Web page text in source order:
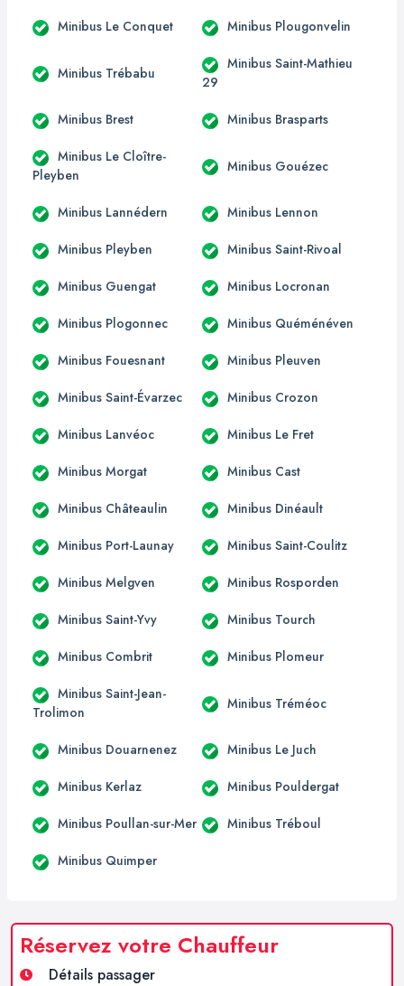
Minibus Le Conquet Minibus Plougonvelin
Minibus Trébabu
Minibus Saint-Mathieu
29
Minibus Brest Minibus Brasparts
Minibus Le Cloître-
Pleyben
Minibus Gouézec
Minibus Lannédern Minibus Lennon
Minibus Pleyben Minibus Saint-Rivoal
Minibus Guengat Minibus Locronan
Minibus Plogonnec Minibus Quéménéven
Minibus Fouesnant Minibus Pleuven
Minibus Saint-Évarzec Minibus Crozon
Minibus Lanvéoc Minibus Le Fret
Minibus Morgat Minibus Cast
Minibus Châteaulin Minibus Dinéault
Minibus Port-Launay Minibus Saint-Coulitz
Minibus Melgven Minibus Rosporden
Minibus Saint-Yvy Minibus Tourch
Minibus Combrit Minibus Plomeur
Minibus Saint-Jean-
Trolimon
Minibus Tréméoc
Minibus Douarnenez Minibus Le Juch
Minibus Kerlaz Minibus Pouldergat
Minibus Poullan-sur-Mer Minibus Tréboul
Minibus Quimper
Réservez votre Chauffeur
Détails passager